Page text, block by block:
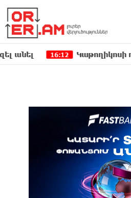
16:12 Կաթողիկոսի դեմ